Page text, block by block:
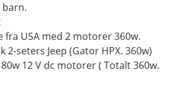
barn.
fra USA med 2 motorer 360w.
2-seters Jeep (Gator HPX. 360w)
12 V dc motorer ( Totalt 360w.